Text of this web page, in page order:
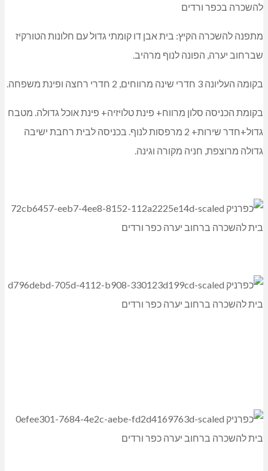
להשכרה בכפר ורדים
מתפנה להשכרה הקיץ: בית אבן דו קומתי גדול עם חלונות הטורקיז
שברחוב יערה, הפונה לנוף מרהיב.
בקומה העליונה 3 חדרי שינה מרווחים, 2 חדרי רחצה ופינת משפחה.
בקומת הכניסה סלון מרווח+ פינת טלויזיה+ פינת אוכל גדולה. מטבח
גדול+חדר שירות+ 2 מרפסות לנוף. בכניסה לבית רחבת ישיבה
גדולה מרוצפת, חניה מקורה וגינה.